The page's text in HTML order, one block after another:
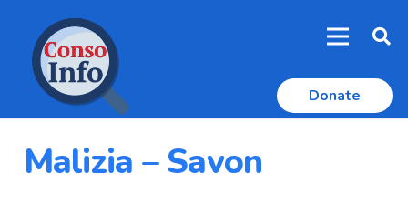
Donate
Malizia – Savon